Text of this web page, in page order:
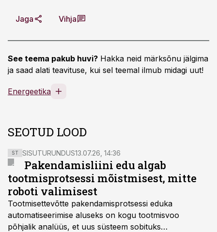
Jaga Vihja
See teema pakub huvi? Hakka neid märksõnu jälgima
ja saad alati teavituse, kui sel teemal ilmub midagi uut!
Energeetika
SEOTUD LOOD
ST SISUTURUNDUS13.07.26, 14:36
Pakendamisliini edu algab
tootmisprotsessi mõistmisest, mitte
roboti valimisest
Tootmisettevõtte pakendamisprotsessi eduka
automatiseerimise aluseks on kogu tootmisvoo
põhjalik analüüs, et uus süsteem sobituks